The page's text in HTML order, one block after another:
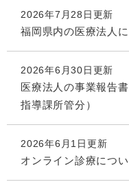
2026年7月28日更新
福岡県内の医療法人
2026年6月30日更新
医療法人の事業報告
指導課所管分）
2026年6月1日更新
オンライン診療につ